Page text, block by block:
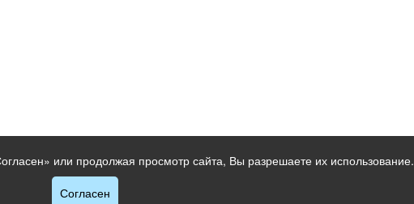
или продолжая просмотр сайта, Вы разрешаете их использование.
Согласен